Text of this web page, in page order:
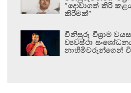
“දොවාගත් කිරි
කිරීමක්”
විනිසුරු විශ්‍රාම
ව්‍යවස්ථා
නාහිමිවරුන්ගෙන්